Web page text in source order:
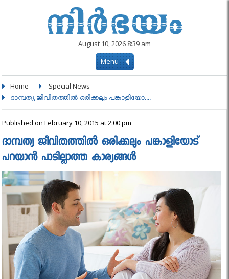
August 10, 2026 8:39 am
Menu
Home Special News
ദാമ്പത്യ ജീവിതത്തിൽ ഒരിക്കലും പങ്കാളിയോ....
Published on February 10, 2015 at 2:00 pm
ദാമ്പത്യ ജീവിതത്തിൽ ഒരിക്കലും പങ്കാളിയോട്
പറയാൻ പാടില്ലാത്ത കാര്യങ്ങൾ